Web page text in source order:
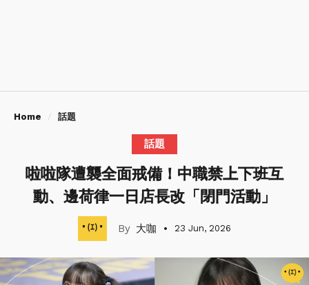
Home 話題
話題
啦啦隊遭襲全面戒備！中職禁上下班互
動、邊荷律一日店長改「閉門活動」
大咖 23 Jun, 2026